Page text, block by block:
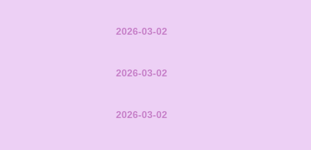
2026-03-02
2026-03-02
2026-03-02